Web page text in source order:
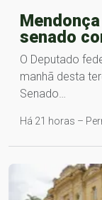
senado
O Deputado
manhã desta
Senado…
Há 21 horas –